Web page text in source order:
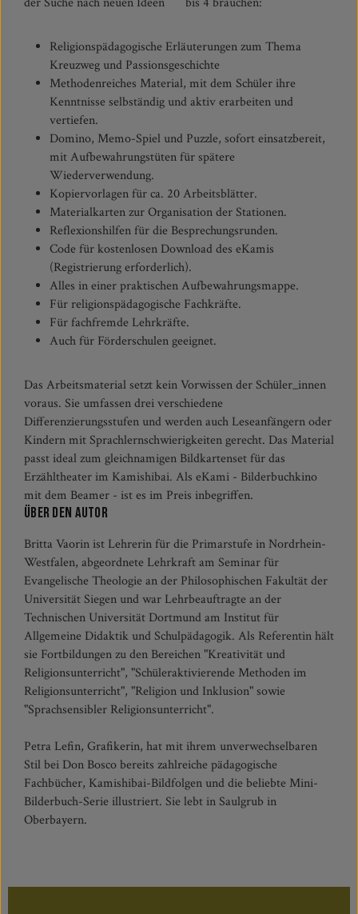
Religionspädagogische Erläuterungen zum Thema
Kreuzweg und Passionsgeschichte
Methodenreiches Material, mit dem Schüler ihre
Kenntnisse selbständig und aktiv erarbeiten und
vertiefen.
Domino, Memo-Spiel und Puzzle, sofort einsatzbereit,
mit Aufbewahrungstüten für spätere
Wiederverwendung.
Kopiervorlagen für ca. 20 Arbeitsblätter.
Materialkarten zur Organisation der Stationen.
Reflexionshilfen für die Besprechungsrunden.
Code für kostenlosen Download des eKamis
(Registrierung erforderlich).
Alles in einer praktischen Aufbewahrungsmappe.
Für religionspädagogische Fachkräfte.
Für fachfremde Lehrkräfte.
Auch für Förderschulen geeignet.
Das Arbeitsmaterial setzt kein Vorwissen der Schüler_innen
voraus. Sie umfassen drei verschiedene
Differenzierungsstufen und werden auch Leseanfängern oder
Kindern mit Sprachlernschwierigkeiten gerecht. Das Material
passt ideal zum gleichnamigen Bildkartenset für das
Erzähltheater im Kamishibai. Als eKami - Bilderbuchkino
mit dem Beamer - ist es im Preis inbegriffen.
Über den Autor
Britta Vaorin ist Lehrerin für die Primarstufe in Nordrhein-
Westfalen, abgeordnete Lehrkraft am Seminar für
Evangelische Theologie an der Philosophischen Fakultät der
Universität Siegen und war Lehrbeauftragte an der
Technischen Universität Dortmund am Institut für
Allgemeine Didaktik und Schulpädagogik. Als Referentin hält
sie Fortbildungen zu den Bereichen "Kreativität und
Religionsunterricht", "Schüleraktivierende Methoden im
Religionsunterricht", "Religion und Inklusion" sowie
"Sprachsensibler Religionsunterricht".
Petra Lefin, Grafikerin, hat mit ihrem unverwechselbaren
Stil bei Don Bosco bereits zahlreiche pädagogische
Fachbücher, Kamishibai-Bildfolgen und die beliebte Mini-
Bilderbuch-Serie illustriert. Sie lebt in Saulgrub in
Oberbayern.